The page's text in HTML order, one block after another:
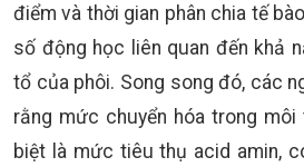
điểm và thời gian phân chia tế
số động học liên quan đến khả
tổ của phôi. Song song đó, các
rằng mức chuyển hóa trong
biệt là mức tiêu thụ acid amin,